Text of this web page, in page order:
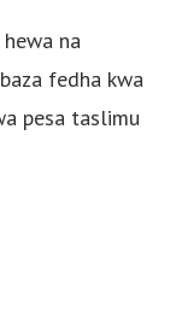
na
fedha kwa
pesa taslimu